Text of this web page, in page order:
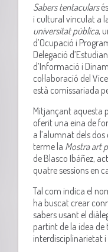
Sabers tentaculars
i cultural vinculat a
universitat pública,
d’Ocupació i
Delegació
d’Informació i
col·laboració del
està comissariada
Mitjançant aquesta
oferit una eina de
a l’alumnat dels
terme la Mostra art
de Blasco Ibáñez,
quatre sessions en
Tal com indica el
ha buscat crear
sabers usant el
partint de la idea
interdisciplinarietat i